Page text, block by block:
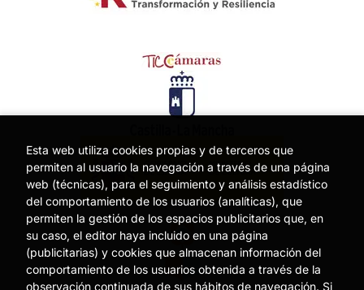
Esta web utiliza cookies propias y de terceros que
permiten al usuario la navegación a través de una página
web (técnicas), para el seguimiento y análisis estadístico
del comportamiento de los usuarios (analíticas), que
permiten la gestión de los espacios publicitarios que, en
su caso, el editor haya incluido en una página
(publicitarias) y cookies que almacenan información del
comportamiento de los usuarios obtenida a través de la
observación continuada de sus hábitos de navegación. Si